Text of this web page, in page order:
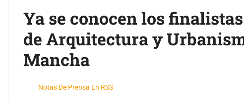
Ya se conocen los
de Arquitectura y
Mancha
Notas De Prensa En RSS